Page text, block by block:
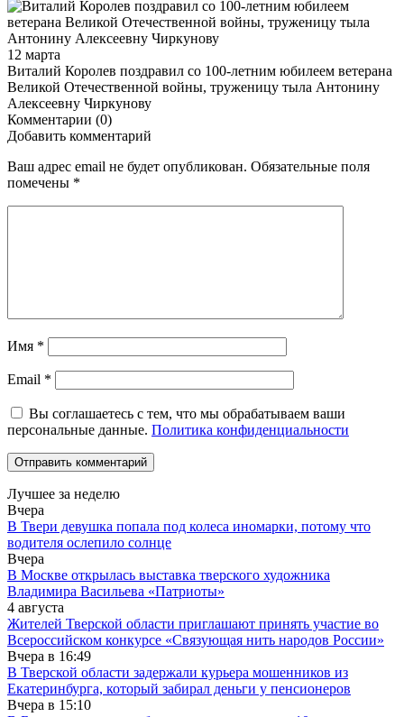
12 марта
Виталий Королев поздравил со 100-летним юбилеем ветерана
Великой Отечественной войны, труженицу тыла Антонину
Алексеевну Чиркунову
Комментарии (0)
Добавить комментарий
Ваш адрес email не будет опубликован. Обязательные поля
помечены *
Имя *
Email *
Вы соглашаетесь с тем, что мы обрабатываем ваши
персональные данные. Политика конфиденциальности
Лучшее за неделю
Вчера
В Твери девушка попала под колеса иномарки, потому что
водителя ослепило солнце
Вчера
В Москве открылась выставка тверского художника
Владимира Васильева «Патриоты»
4 августа
Жителей Тверской области приглашают принять участие во
Все­рос­сий­ско­м конкурсе «Свя­зу­ю­щая нить на­ро­дов Рос­сии»
Вчера в 16:49
В Тверской области задержали курьера мошенников из
Екатеринбурга, который забирал деньги у пенсионеров
Вчера в 15:10